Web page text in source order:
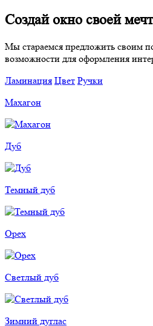
Создай окно своей
Мы стараемся предложить своим
возможности для оформления
Ламинация Цвет Ручки
Махагон
Дуб
Темный дуб
Орех
Светлый дуб
Зимний дуглас